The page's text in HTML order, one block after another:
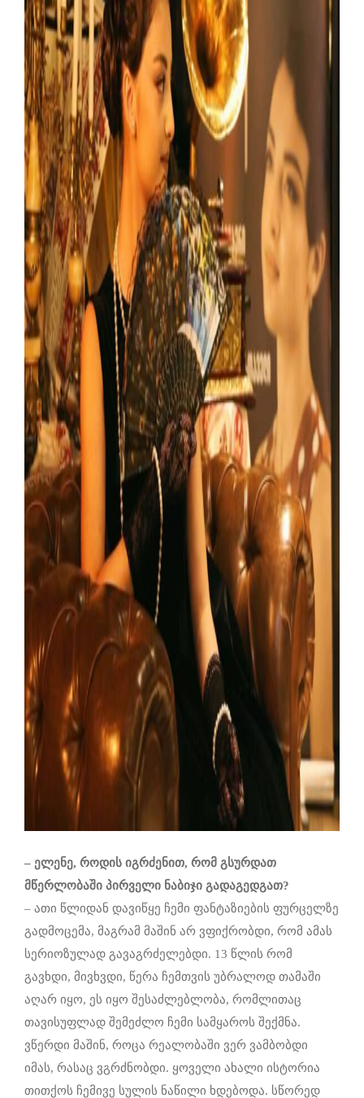
– ელენე, როდის იგრძენით, რომ გსურდათ
მწერლობაში პირველი ნაბიჯი გადაგედგათ?
– ათი წლიდან დავიწყე ჩემი ფანტაზიების ფურცელზე
გადმოცემა, მაგრამ მაშინ არ ვფიქრობდი, რომ ამას
სერიოზულად გავაგრძელებდი. 13 წლის რომ
გავხდი, მივხვდი, წერა ჩემთვის უბრალოდ თამაში
აღარ იყო, ეს იყო შესაძლებლობა, რომლითაც
თავისუფლად შემეძლო ჩემი სამყაროს შექმნა.
ვწერდი მაშინ, როცა რეალობაში ვერ ვამბობდი
იმას, რასაც ვგრძნობდი. ყოველი ახალი ისტორია
თითქოს ჩემივე სულის ნაწილი ხდებოდა. სწორედ